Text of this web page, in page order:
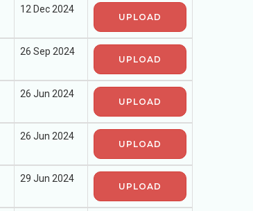
12 Dec 2024
UPLOAD
26 Sep 2024
UPLOAD
26 Jun 2024
UPLOAD
26 Jun 2024
UPLOAD
29 Jun 2024
UPLOAD